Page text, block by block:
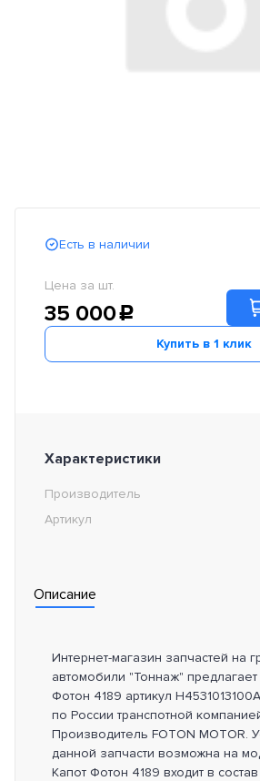
Есть в наличии
Цена за шт.
35 000c
Купить в 1 клик
Характеристики
Производитель
Артикул
Описание
Интернет-магазин запчастей на
автомобили "Тоннаж" предлагает
Фотон 4189 артикул
по России транспотной
Производитель FOTON MOTOR.
данной запчасти возможна на
Капот Фотон 4189 входит в состав